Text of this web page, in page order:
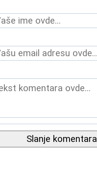
Slanje komentara